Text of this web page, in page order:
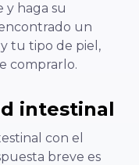
y haga su
un
tu tipo de piel,
comprarlo.
intestinal
con el
breve es